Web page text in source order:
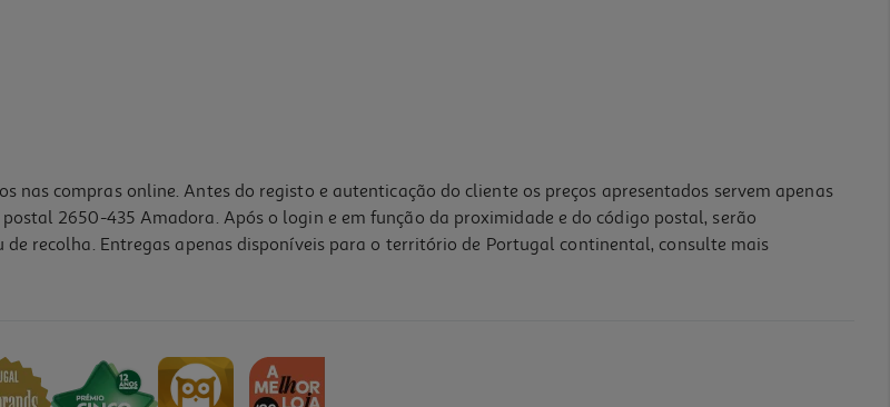
nas compras online. Antes do registo e autenticação do cliente os preços apresentados servem apenas
2650-435 Amadora. Após o login e em função da proximidade e do código postal, serão
recolha. Entregas apenas disponíveis para o território de Portugal continental, consulte mais